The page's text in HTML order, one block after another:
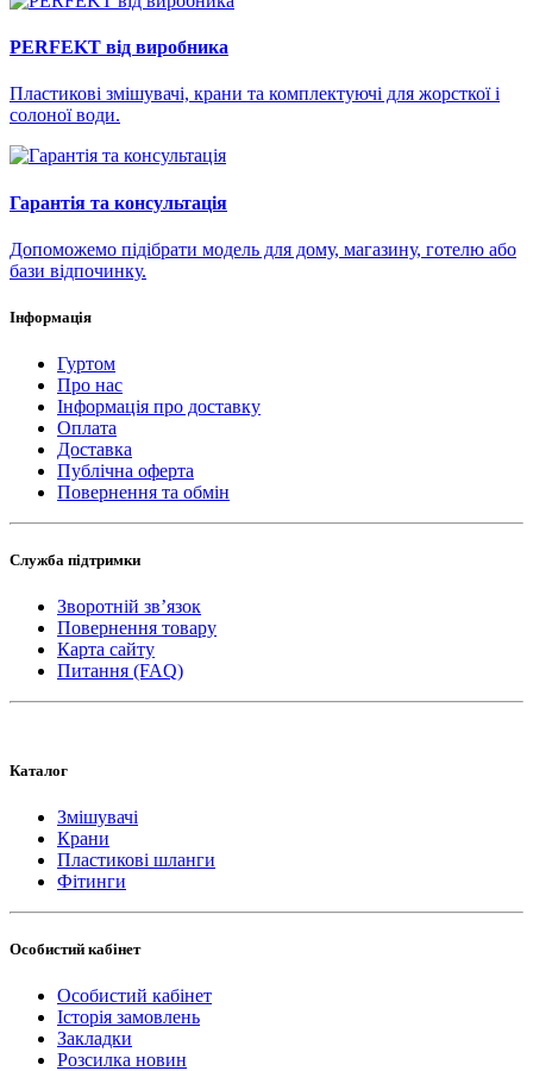
PERFEKT від виробника
Пластикові змішувачі, крани та комплектуючі для жорсткої і
солоної води.
Гарантія та консультація
Допоможемо підібрати модель для дому, магазину, готелю або
бази відпочинку.
Інформація
Гуртом
Про нас
Інформація про доставку
Оплата
Доставка
Публічна оферта
Повернення та обмін
Служба підтримки
Зворотній зв’язок
Повернення товару
Карта сайту
Питання (FAQ)
Каталог
Змішувачі
Крани
Пластикові шланги
Фітинги
Особистий кабінет
Особистий кабінет
Історія замовлень
Закладки
Розсилка новин